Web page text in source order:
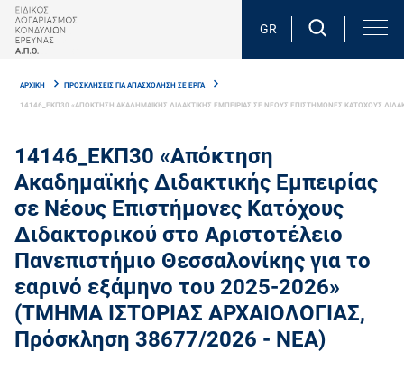
Skip
main
GR
ΑΡΧΙΚΗ ΠΡΟΣΚΛΗΣΕΙΣ ΓΙΑ ΑΠΑΣΧΟΛΗΣΗ ΣΕ ΕΡΓΑ
14146_ΕΚΠ30 «ΑΠΟΚΤΗΣΗ ΑΚΑΔΗΜΑΙΚΗΣ ΔΙΔΑΚΤΙΚΗΣ ΕΜΠΕΙΡΙΑΣ ΣΕ ΝΕΟΥΣ ΕΠΙΣΤΗΜΟΝΕΣ ΚΑΤΟΧΟΥΣ
14146_ΕΚΠ30 «Απόκτηση
Ακαδημαϊκής Διδακτικής Εμπειρίας
σε Νέους Επιστήμονες Κατόχους
Διδακτορικού στο Αριστοτέλειο
Πανεπιστήμιο Θεσσαλονίκης για τo
εαρινό εξάμηνο του 2025-2026»
(ΤΜΗΜΑ ΙΣΤΟΡΙΑΣ ΑΡΧΑΙΟΛΟΓΙΑΣ,
Πρόσκληση 38677/2026 - ΝΕΑ)